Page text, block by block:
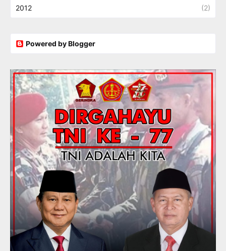
2012 (2)
Powered by Blogger